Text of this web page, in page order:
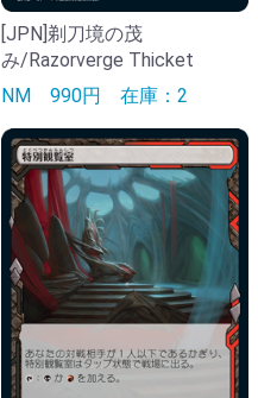
[JPN]剃刀境の茂
み/Razorverge Thicket
NM 990円 在庫：2